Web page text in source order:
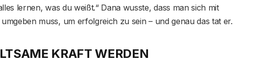
lernen, was du weißt.“ Dana wusste, dass man sich mit
muss, um erfolgreich zu sein – und genau das tat er.
KRAFT WERDEN